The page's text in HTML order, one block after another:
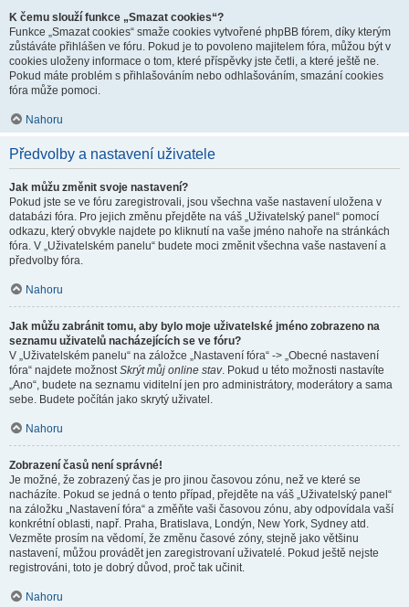
K čemu slouží funkce „Smazat cookies“?
Funkce „Smazat cookies“ smaže cookies vytvořené phpBB fórem, díky kterým
zůstáváte přihlášen ve fóru. Pokud je to povoleno majitelem fóra, můžou být v
cookies uloženy informace o tom, které příspěvky jste četli, a které ještě ne.
Pokud máte problém s přihlašováním nebo odhlašováním, smazání cookies
fóra může pomoci.
Nahoru
Předvolby a nastavení uživatele
Jak můžu změnit svoje nastavení?
Pokud jste se ve fóru zaregistrovali, jsou všechna vaše nastavení uložena v
databázi fóra. Pro jejich změnu přejděte na váš „Uživatelský panel“ pomocí
odkazu, který obvykle najdete po kliknutí na vaše jméno nahoře na stránkách
fóra. V „Uživatelském panelu“ budete moci změnit všechna vaše nastavení a
předvolby fóra.
Nahoru
Jak můžu zabránit tomu, aby bylo moje uživatelské jméno zobrazeno na
seznamu uživatelů nacházejících se ve fóru?
V „Uživatelském panelu“ na záložce „Nastavení fóra“ -> „Obecné nastavení
fóra“ najdete možnostSkrýt můj online stav. Pokud u této možnosti nastavíte
„Ano“, budete na seznamu viditelní jen pro administrátory, moderátory a sama
sebe. Budete počítán jako skrytý uživatel.
Nahoru
Zobrazení časů není správné!
Je možné, že zobrazený čas je pro jinou časovou zónu, než ve které se
nacházíte. Pokud se jedná o tento případ, přejděte na váš „Uživatelský panel“
na záložku „Nastavení fóra“ a změňte vaši časovou zónu, aby odpovídala vaší
konkrétní oblasti, např. Praha, Bratislava, Londýn, New York, Sydney atd.
Vezměte prosím na vědomí, že změnu časové zóny, stejně jako většinu
nastavení, můžou provádět jen zaregistrovaní uživatelé. Pokud ještě nejste
registrováni, toto je dobrý důvod, proč tak učinit.
Nahoru